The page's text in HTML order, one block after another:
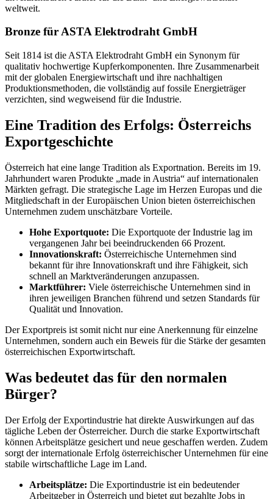
weltweit.
Bronze für ASTA Elektrodraht GmbH
Seit 1814 ist die ASTA Elektrodraht GmbH ein Synonym für
qualitativ hochwertige Kupferkomponenten. Ihre Zusammenarbeit
mit der globalen Energiewirtschaft und ihre nachhaltigen
Produktionsmethoden, die vollständig auf fossile Energieträger
verzichten, sind wegweisend für die Industrie.
Eine Tradition des Erfolgs: Österreichs
Exportgeschichte
Österreich hat eine lange Tradition als Exportnation. Bereits im 19.
Jahrhundert waren Produkte „made in Austria“ auf internationalen
Märkten gefragt. Die strategische Lage im Herzen Europas und die
Mitgliedschaft in der Europäischen Union bieten österreichischen
Unternehmen zudem unschätzbare Vorteile.
Hohe Exportquote: Die Exportquote der Industrie lag im
vergangenen Jahr bei beeindruckenden 66 Prozent.
Innovationskraft: Österreichische Unternehmen sind
bekannt für ihre Innovationskraft und ihre Fähigkeit, sich
schnell an Marktveränderungen anzupassen.
Marktführer: Viele österreichische Unternehmen sind in
ihren jeweiligen Branchen führend und setzen Standards für
Qualität und Innovation.
Der Exportpreis ist somit nicht nur eine Anerkennung für einzelne
Unternehmen, sondern auch ein Beweis für die Stärke der gesamten
österreichischen Exportwirtschaft.
Was bedeutet das für den normalen
Bürger?
Der Erfolg der Exportindustrie hat direkte Auswirkungen auf das
tägliche Leben der Österreicher. Durch die starke Exportwirtschaft
können Arbeitsplätze gesichert und neue geschaffen werden. Zudem
sorgt der internationale Erfolg österreichischer Unternehmen für eine
stabile wirtschaftliche Lage im Land.
Arbeitsplätze: Die Exportindustrie ist ein bedeutender
Arbeitgeber in Österreich und bietet gut bezahlte Jobs in